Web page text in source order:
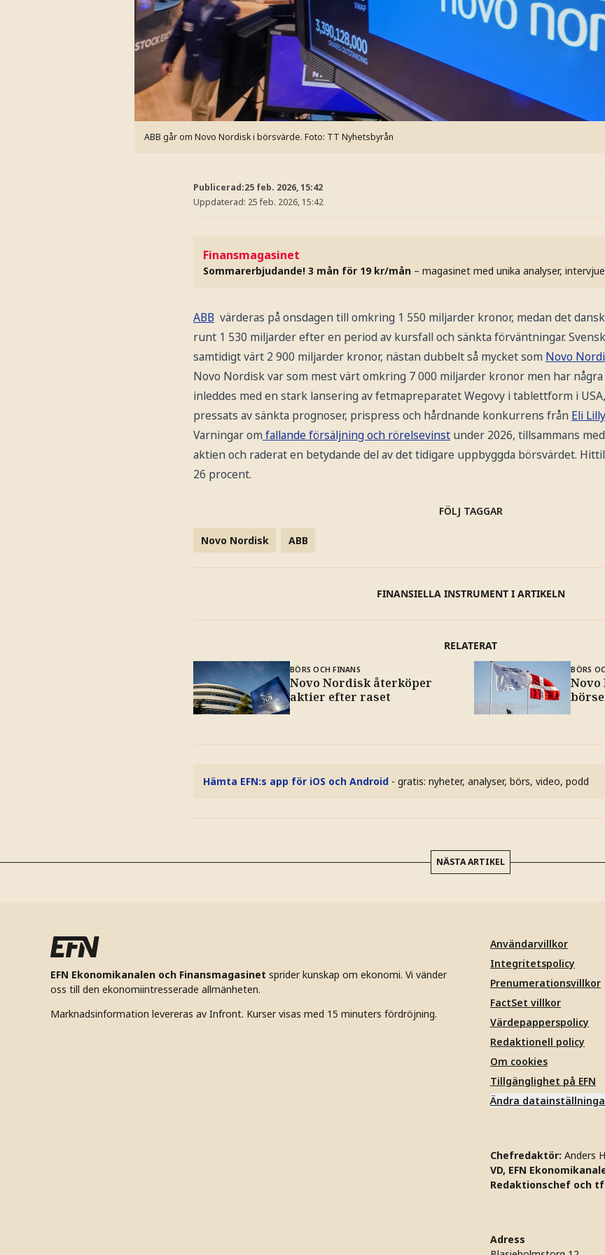
ABB går om Novo Nordisk i börsvärde. Foto: TT Nyhetsbyrån
Publicerad:25 feb. 2026, 15:42
Uppdaterad: 25 feb. 2026, 15:42
Finansmagasinet
Sommarerbjudande! 3 mån för 19 kr/mån – magasinet med unika analyser,
ABB värderas på onsdagen till omkring 1 550 miljarder kronor, medan det
runt 1 530 miljarder efter en period av kursfall och sänkta förväntningar.
samtidigt värt 2 900 miljarder kronor, nästan dubbelt så mycket som Novo
Novo Nordisk var som mest värt omkring 7 000 miljarder kronor men har
inleddes med en stark lansering av fetmapreparatet Wegovy i tablettform i
pressats av sänkta prognoser, prispress och hårdnande konkurrens från Eli Lilly
Varningar omfallande försäljning och rörelsevinst under 2026, tillsammans med
aktien och raderat en betydande del av det tidigare uppbyggda börsvärdet.
26 procent.
FÖLJ TAGGAR
Novo Nordisk ABB
FINANSIELLA INSTRUMENT I ARTIKELN
RELATERAT
BÖRS OCH FINANS
Novo Nordisk återköper
aktier efter raset
BÖRS
Hämta EFN:s app för iOS och Android - gratis: nyheter, analyser, börs, video, podd
NÄSTA ARTIKEL
EFN Ekonomikanalen och Finansmagasinet sprider kunskap om ekonomi. Vi vänder
oss till den ekonomiintresserade allmänheten.
Marknadsinformation levereras av Infront. Kurser visas med 15 minuters fördröjning.
Användarvillkor
Integritetspolicy
Prenumerationsvillkor
FactSet villkor
Värdepapperspolicy
Redaktionell policy
Om cookies
Tillgänglighet på EFN
Ändra
Chefredaktör: Anders
VD, EFN
Redaktionschef och
Adress